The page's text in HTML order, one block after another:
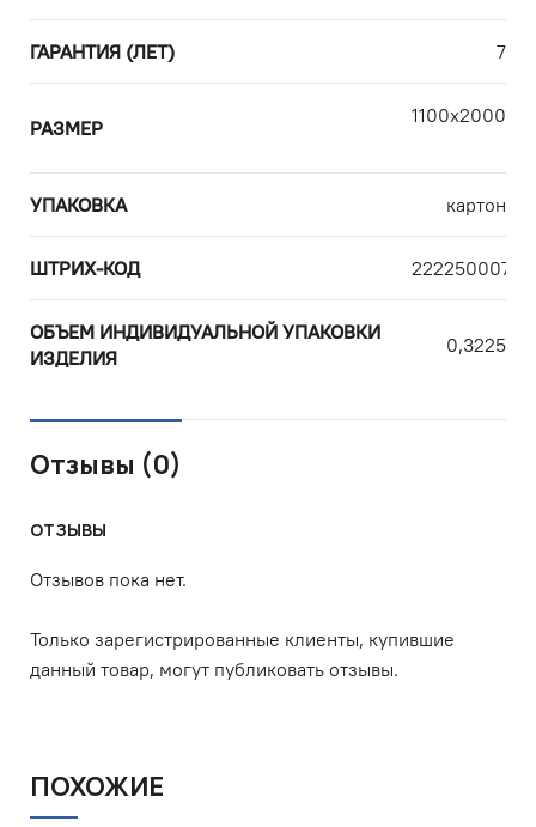
ГАРАНТИЯ (ЛЕТ) 7
РАЗМЕР
УПАКОВКА картон
ШТРИХ-КОД
ОБЪЕМ ИНДИВИДУАЛЬНОЙ УПАКОВКИ
ИЗДЕЛИЯ
0,3225
Отзывы (0)
ОТЗЫВЫ
Отзывов пока нет.
Только зарегистрированные клиенты, купившие
данный товар, могут публиковать отзывы.
ПОХОЖИЕ